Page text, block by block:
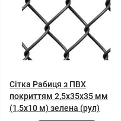
Сітка Рабиця з ПВХ
покриттям 2,5x35x35 мм
(1,5x10 м) зелена (рул)